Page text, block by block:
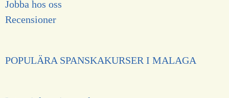
Jobba hos oss
Recensioner
POPULÄRA SPANSKAKURSER I MALAGA